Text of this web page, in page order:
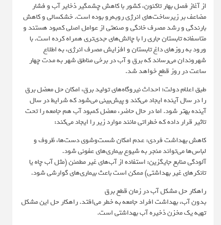
از آغاز فصل بهار تاکنون، کشور با کاهش چشمگیر ذخایر آب و فشار
مضاعف بر زیرساخت‌های انرژی روبه‌رو بوده است. خشکسالی و کاهش
بارندگی و رشد مصرف خانگی و صنعتی از عوامل اصلی کمبود هستند و
متاسفانه تابستان جاری را با چالش‌های جدی‌تری همراه کرده است. با
ورود به روزهای داغ تابستان و افزایش مصرف انرژی، به اطلاع
شهروندان می‌رساند که برق و آب در برخی مناطق شهر به مدت چهار
ساعت در روز قطع خواهد شد.
طبق اعلام دولت؛ احداث نیروگاه‌های تولید برق، امکان حل معضل برق
را در سال آینده ایجاد می‌کند و پیش‌بینی می‌شود که شرایط در سال
آینده بهتر شود. اما در حال حاضر، معضل کمبود آب هم جامعه را تحت
تاثیر قرار داده که خطراتی مانند موارد زیر را ایجاد می‌کند:
کاهش بهداشت فردی: عدم امکان شست‌وشوی دست‌ها، ظروف و
لباس‌ها می‌تواند منجر به شیوع بیماری‌های عفونی شود.
آلودگی منابع جایگزین: استفاده از آب‌های غیر مطمئن (مثل آب چاه یا
تانکرهای غیر بهداشتی) ممکن است باعث بیماری‌های گوارشی شود.
راهکار حل مشکل آب در زمان قطع برق
بدون آب، بهداشت افراد جامعه به خطر می‌افتد. راهکار حل این مشکل
تهیه یک مخزن ذخیره آب بهداشتی است.